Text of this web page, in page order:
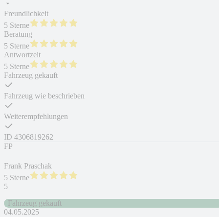
Freundlichkeit
5 Sterne
Beratung
5 Sterne
Antwortzeit
5 Sterne
Fahrzeug gekauft
Fahrzeug wie beschrieben
Weiterempfehlungen
ID 4306819262
FP
Frank Praschak
5 Sterne
5
Fahrzeug gekauft
04.05.2025